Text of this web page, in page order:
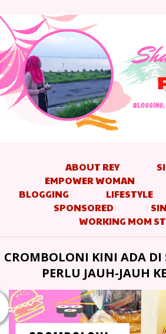
ABOUT REY
EMPOWER WOMAN
BLOGGING
LIFESTYLE
SPONSORED
WORKING MOM
CROMBOLONI KINI ADA DI
PERLU JAUH-JAUH